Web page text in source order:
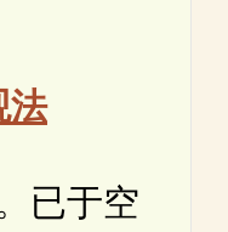
法
于空